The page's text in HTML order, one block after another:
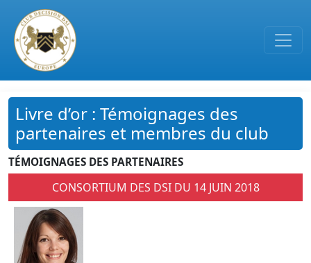
Passer au contenu principal
Livre d’or : Témoignages des
partenaires et membres du club
TÉMOIGNAGES DES PARTENAIRES
CONSORTIUM DES DSI DU 14 JUIN 2018